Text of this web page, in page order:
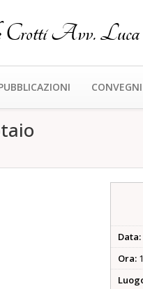
Crotti Avv. Luca
CONVEGNI
Data:
Ora: